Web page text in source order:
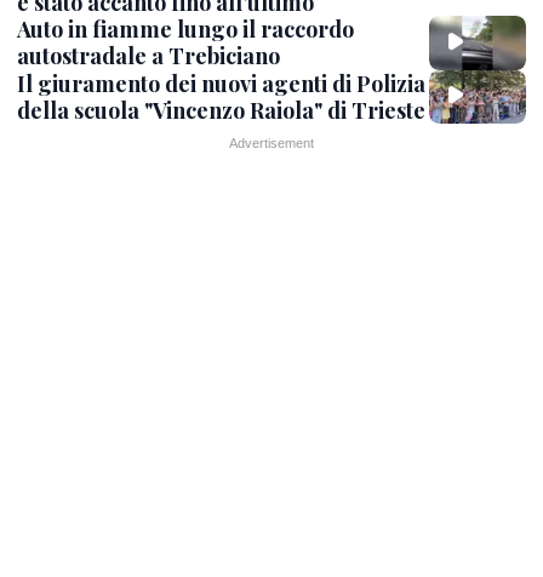
Auto in fiamme lungo il raccordo
autostradale a Trebiciano
Il giuramento dei nuovi agenti di Polizia
della scuola "Vincenzo Raiola" di Trieste